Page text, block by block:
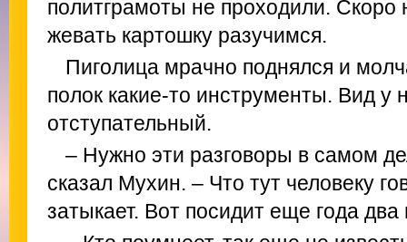
политграмоты не проходили. Скоро
жевать картошку разучимся.
Пиголица мрачно поднялся и
полок какие-то инструменты. Вид у
отступательный.
– Нужно эти разговоры в самом
сказал Мухин. – Что тут человеку
затыкает. Вот посидит еще года два